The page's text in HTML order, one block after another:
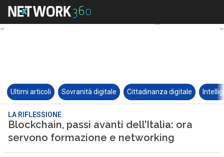
Ultimi articoli Sovranità digitale Cittadinanza digitale
LA RIFLESSIONE
Blockchain, passi avanti dell’Italia: ora
servono formazione e networking